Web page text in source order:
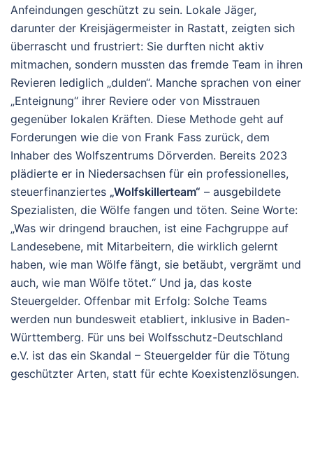
Anfeindungen geschützt zu sein. Lokale Jäger,
darunter der Kreisjägermeister in Rastatt, zeigten sich
überrascht und frustriert: Sie durften nicht aktiv
mitmachen, sondern mussten das fremde Team in ihren
Revieren lediglich „dulden“. Manche sprachen von einer
„Enteignung“ ihrer Reviere oder von Misstrauen
gegenüber lokalen Kräften. Diese Methode geht auf
Forderungen wie die von Frank Fass zurück, dem
Inhaber des Wolfszentrums Dörverden. Bereits 2023
plädierte er in Niedersachsen für ein professionelles,
steuerfinanziertes „Wolfskillerteam“ – ausgebildete
Spezialisten, die Wölfe fangen und töten. Seine Worte:
„Was wir dringend brauchen, ist eine Fachgruppe auf
Landesebene, mit Mitarbeitern, die wirklich gelernt
haben, wie man Wölfe fängt, sie betäubt, vergrämt und
auch, wie man Wölfe tötet.“ Und ja, das koste
Steuergelder. Offenbar mit Erfolg: Solche Teams
werden nun bundesweit etabliert, inklusive in Baden-
Württemberg. Für uns bei Wolfsschutz-Deutschland
e.V. ist das ein Skandal – Steuergelder für die Tötung
geschützter Arten, statt für echte Koexistenzlösungen.